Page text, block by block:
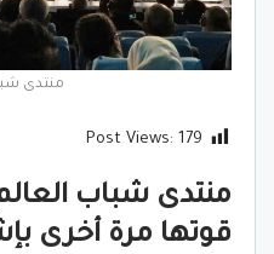
منتدى
Post Views: 179
منتدى شباب
قوتها مرة أخرى